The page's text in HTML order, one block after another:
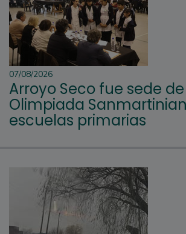
07/08/2026
Arroyo Seco fue sede de
Olimpiada
escuelas primarias